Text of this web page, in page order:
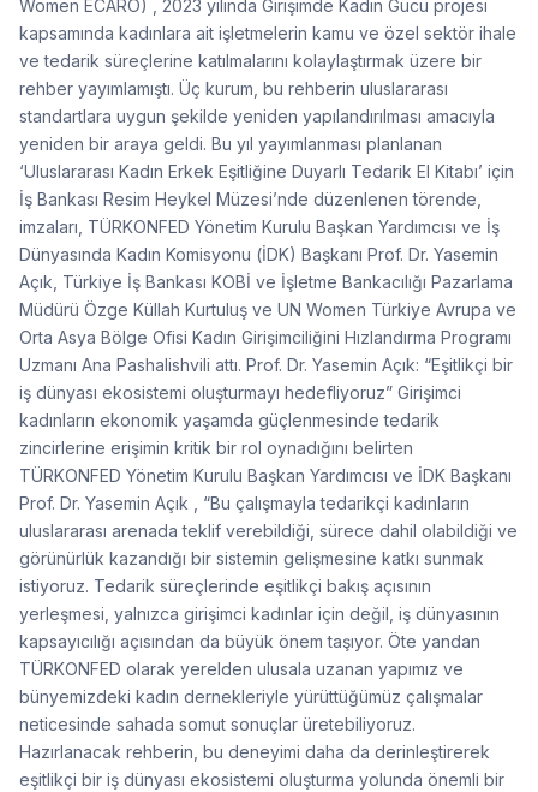
Women ECARO) , 2023 yılında Girişimde Kadın Gücü projesi
kapsamında kadınlara ait işletmelerin kamu ve özel sektör ihale
ve tedarik süreçlerine katılmalarını kolaylaştırmak üzere bir
rehber yayımlamıştı. Üç kurum, bu rehberin uluslararası
standartlara uygun şekilde yeniden yapılandırılması amacıyla
yeniden bir araya geldi. Bu yıl yayımlanması planlanan
‘Uluslararası Kadın Erkek Eşitliğine Duyarlı Tedarik El Kitabı’ için
İş Bankası Resim Heykel Müzesi’nde düzenlenen törende,
imzaları, TÜRKONFED Yönetim Kurulu Başkan Yardımcısı ve İş
Dünyasında Kadın Komisyonu (İDK) Başkanı Prof. Dr. Yasemin
Açık, Türkiye İş Bankası KOBİ ve İşletme Bankacılığı Pazarlama
Müdürü Özge Küllah Kurtuluş ve UN Women Türkiye Avrupa ve
Orta Asya Bölge Ofisi Kadın Girişimciliğini Hızlandırma Programı
Uzmanı Ana Pashalishvili attı. Prof. Dr. Yasemin Açık: “Eşitlikçi bir
iş dünyası ekosistemi oluşturmayı hedefliyoruz” Girişimci
kadınların ekonomik yaşamda güçlenmesinde tedarik
zincirlerine erişimin kritik bir rol oynadığını belirten
TÜRKONFED Yönetim Kurulu Başkan Yardımcısı ve İDK Başkanı
Prof. Dr. Yasemin Açık , “Bu çalışmayla tedarikçi kadınların
uluslararası arenada teklif verebildiği, sürece dahil olabildiği ve
görünürlük kazandığı bir sistemin gelişmesine katkı sunmak
istiyoruz. Tedarik süreçlerinde eşitlikçi bakış açısının
yerleşmesi, yalnızca girişimci kadınlar için değil, iş dünyasının
kapsayıcılığı açısından da büyük önem taşıyor. Öte yandan
TÜRKONFED olarak yerelden ulusala uzanan yapımız ve
bünyemizdeki kadın dernekleriyle yürüttüğümüz çalışmalar
neticesinde sahada somut sonuçlar üretebiliyoruz.
Hazırlanacak rehberin, bu deneyimi daha da derinleştirerek
eşitlikçi bir iş dünyası ekosistemi oluşturma yolunda önemli bir